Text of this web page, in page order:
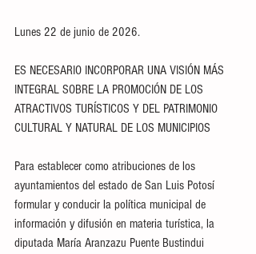
Lunes 22 de junio de 2026.
ES NECESARIO INCORPORAR UNA VISIÓN MÁS
INTEGRAL SOBRE LA PROMOCIÓN DE LOS
ATRACTIVOS TURÍSTICOS Y DEL PATRIMONIO
CULTURAL Y NATURAL DE LOS MUNICIPIOS
Para establecer como atribuciones de los
ayuntamientos del estado de San Luis Potosí
formular y conducir la política municipal de
información y difusión en materia turística, la
diputada María Aranzazu Puente Bustindui